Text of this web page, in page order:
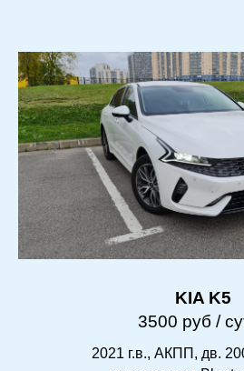
KIA K5
3500 руб /
2021 г.в., АКПП, дв.